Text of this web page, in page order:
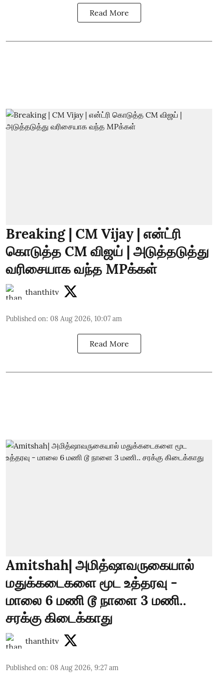
Read More
Breaking | CM Vijay | என்ட்ரி
கொடுத்த CM விஜய் | அடுத்தடுத்து
வரிசையாக வந்த MPக்கள்
thanthitv
Published on: 08 Aug 2026, 10:07 am
Read More
Amitshah| அமித்ஷாவருகையால்
மதுக்கடைகளை மூட உத்தரவு -
மாலை 6 மணி டூ நாளை 3 மணி..
சரக்கு கிடைக்காது
thanthitv
Published on: 08 Aug 2026, 9:27 am